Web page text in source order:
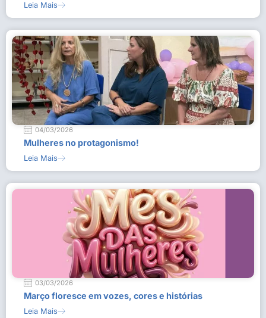
Leia Mais
04/03/2026
Mulheres no protagonismo!
Leia Mais
03/03/2026
Março floresce em vozes, cores e histórias
Leia Mais